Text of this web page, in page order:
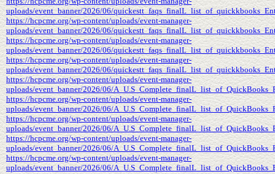
uploads/event_banner/2026/06/
https://hcpcme.org/wp-content/uploads/event-manager-
uploads/event_banner/2026/06/
https://hcpcme.org/wp-content/uploads/event-manager-
uploads/event_banner/2026/06/
https://hcpcme.org/wp-content/uploads/event-manager-
uploads/event_banner/2026/06/
https://hcpcme.org/wp-content/uploads/event-manager-
uploads/event_banner/2026/06/
https://hcpcme.org/wp-content/uploads/event-manager-
uploads/event_banner/2026/06/
https://hcpcme.org/wp-content/uploads/event-manager-
uploads/event_banner/2026/06/
https://hcpcme.org/wp-content/uploads/event-manager-
uploads/event_banner/2026/06/
https://hcpcme.org/wp-content/uploads/event-manager-
uploads/event_banner/2026/06/